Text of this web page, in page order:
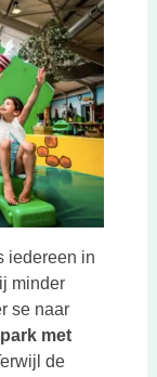
iedereen in
minder
se naar
met
de